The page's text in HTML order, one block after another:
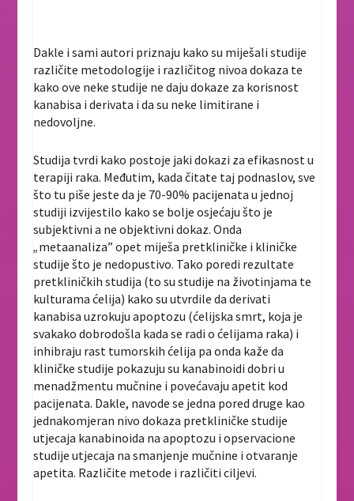
Dakle i sami autori priznaju kako su miješali studije
različite metodologije i različitog nivoa dokaza te
kako ove neke studije ne daju dokaze za korisnost
kanabisa i derivata i da su neke limitirane i
nedovoljne.
Studija tvrdi kako postoje jaki dokazi za efikasnost u
terapiji raka. Međutim, kada čitate taj podnaslov, sve
što tu piše jeste da je 70-90% pacijenata u jednoj
studiji izvijestilo kako se bolje osjećaju što je
subjektivni a ne objektivni dokaz. Onda
„metaanaliza” opet miješa pretkliničke i kliničke
studije što je nedopustivo. Tako poredi rezultate
pretkliničkih studija (to su studije na životinjama te
kulturama ćelija) kako su utvrdile da derivati
kanabisa uzrokuju apoptozu (ćelijska smrt, koja je
svakako dobrodošla kada se radi o ćelijama raka) i
inhibraju rast tumorskih ćelija pa onda kaže da
kliničke studije pokazuju su kanabinoidi dobri u
menadžmentu mučnine i povećavaju apetit kod
pacijenata. Dakle, navode se jedna pored druge kao
jednakomjeran nivo dokaza pretkliničke studije
utjecaja kanabinoida na apoptozu i opservacione
studije utjecaja na smanjenje mučnine i otvaranje
apetita. Različite metode i različiti ciljevi.